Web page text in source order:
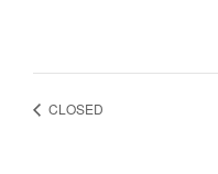
CLOSED